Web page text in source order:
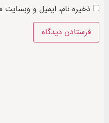
ذخیره نام، ایمیل و وبسایت